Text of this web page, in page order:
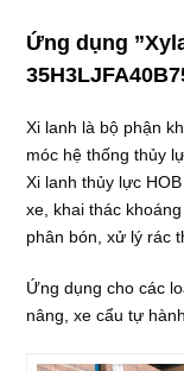
Ứng dụng
Xi lanh là bộ phận
móc hệ thống thủy
Xi lanh thủy lực
xe, khai thác
phân bón, xử lý rác
Ứng dụng cho các
nâng, xe cẩu tự